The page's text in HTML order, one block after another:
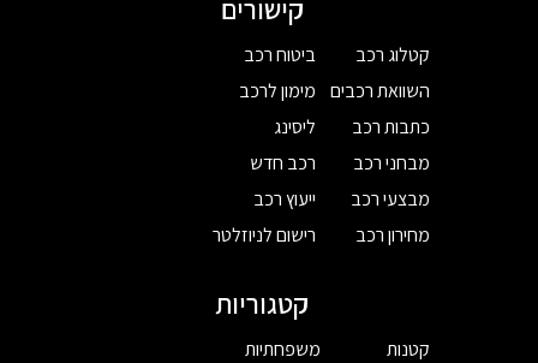
קישורים
קטלוג רכב
השוואת רכבים
כתבות רכב
מבחני רכב
מבצעי רכב
מחירון רכב
ביטוח רכב
מימון לרכב
ליסינג
רכב חדש
ייעוץ רכב
רישום לניוזלטר
קטגוריות
קטנות
משפחתיות